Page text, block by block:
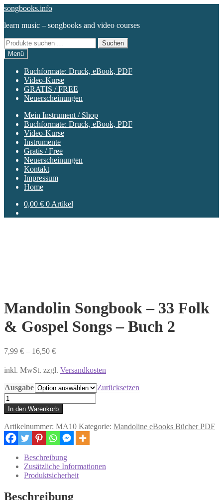
Zur
springen
Zum
springen
songbooks.info
learn music – songbooks and video courses
Suchen
nach:
Suchen
Menü
Buchformate: Druck, eBook, PDF
Video-Kurse
GRATIS / FREE
Neuerscheinungen
Mein Instrument / Shop
Buchformate: Druck, eBook, PDF
Video-Kurse
Instrumente
Gratis / Free
Neuerscheinungen
Kontakt
Impressum
Home
0,00 € 0 Artikel
Mandolin Songbook – 33 Folk
& Gospel Songs – Buch 2
7,99 € – 16,50 €
inkl. MwSt. zzgl. Versandkosten
Ausgabe
Zurücksetzen
Mandolin
Songbook
–
33
Folk
&
Songs
Buch
Menge
In den Warenkorb
Artikelnummer: MA10 Kategorie: Mandoline eBooks Bücher PDF
Beschreibung
Zusätzliche Informationen
Produktsicherheit
Beschreibung